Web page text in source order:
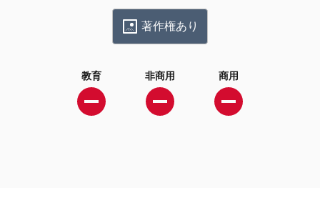
著作権あり
教育 非商用 商用